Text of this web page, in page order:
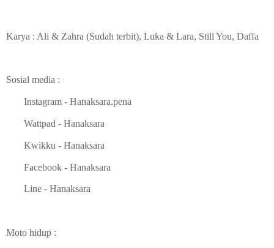
Karya : Ali & Zahra (Sudah terbit), Luka & Lara, Still You, Daffa
Sosial media :
Instagram - Hanaksara.pena
Wattpad - Hanaksara
Kwikku - Hanaksara
Facebook - Hanaksara
Line - Hanaksara
Moto hidup :